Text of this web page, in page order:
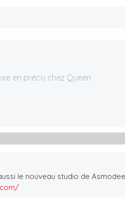
en préco chez Queen
le nouveau studio de